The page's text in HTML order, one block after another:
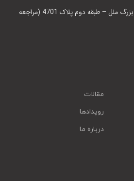
مشهد، بزرگراه بابانظر – بازار بزرگ ملل – طبقه دوم پلاک 4701 (مراجعه
مقالات
رویدادها
درباره ما